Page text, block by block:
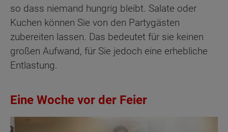
so dass niemand hungrig bleibt. Salate oder
Kuchen können Sie von den Partygästen
zubereiten lassen. Das bedeutet für sie keinen
großen Aufwand, für Sie jedoch eine erhebliche
Entlastung.
Eine Woche vor der Feier